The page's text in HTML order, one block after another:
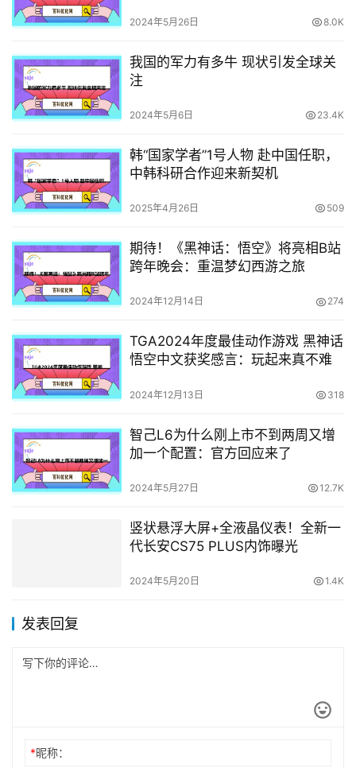
2024年5月26日 8.0K
我国的军力有多牛 现状引发全球关
注
2024年5月6日 23.4K
韩“国家学者”1号人物 赴中国任职，
中韩科研合作迎来新契机
2025年4月26日 509
期待！《黑神话：悟空》将亮相B站
跨年晚会：重温梦幻西游之旅
2024年12月14日 274
TGA2024年度最佳动作游戏 黑神话
悟空中文获奖感言：玩起来真不难
2024年12月13日 318
智己L6为什么刚上市不到两周又增
加一个配置：官方回应来了
2024年5月27日 12.7K
竖状悬浮大屏+全液晶仪表！全新一
代长安CS75 PLUS内饰曝光
2024年5月20日 1.4K
发表回复
*昵称：